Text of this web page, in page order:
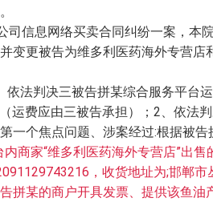
司信息网络买卖合同纠纷一案，
变更被告为维多利医药海外专营
法判决三被告拼某综合服务平台
运费应由三被告承担）；2、依
一个焦点问题、涉案经过:根据被
商家“维多利医药海外专营店”出
，收货地址为;邯郸
拼某的商户开具发票、提供该鱼